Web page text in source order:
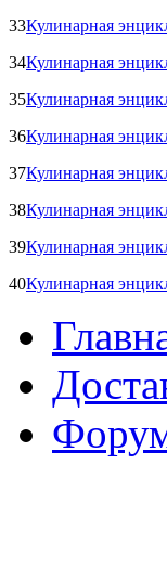
33Кулинарная
34Кулинарная
35Кулинарная
36Кулинарная
37Кулинарная
38Кулинарная
39Кулинарная
40Кулинарная